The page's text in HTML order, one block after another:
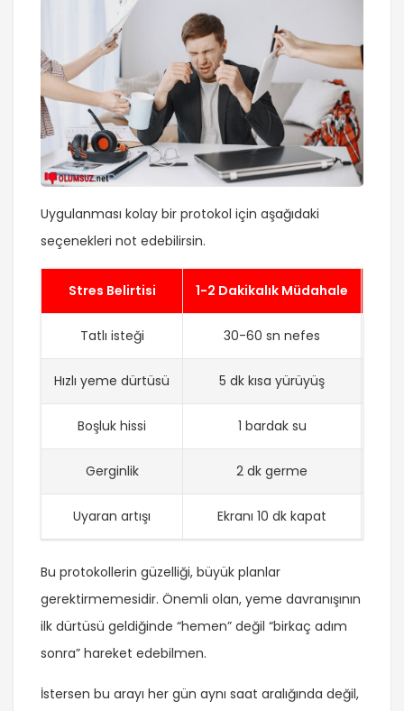
Uygulanması kolay bir protokol için aşağıdaki
seçenekleri not edebilirsin.
Stres Belirtisi 1-2 Dakikalık Müdahale
Tatlı isteği 30-60 sn nefes
Hızlı yeme dürtüsü 5 dk kısa yürüyüş
Boşluk hissi 1 bardak su
Gerginlik 2 dk germe
Uyaran artışı Ekranı 10 dk kapat
Bu protokollerin güzelliği, büyük planlar
gerektirmemesidir. Önemli olan, yeme davranışının
ilk dürtüsü geldiğinde “hemen” değil “birkaç adım
sonra” hareket edebilmen.
İstersen bu arayı her gün aynı saat aralığında değil,